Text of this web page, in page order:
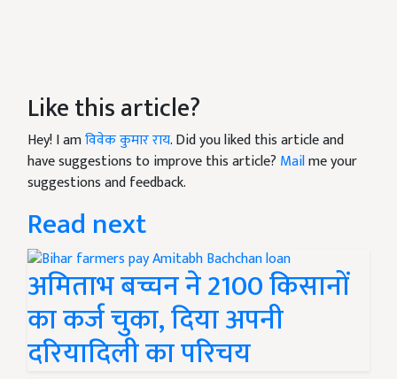
Like this article?
Hey! I amविवेक कुमार राय. Did you liked this article and
have suggestions to improve this article? Mailme your
suggestions and feedback.
Read next
अमिताभ बच्चन ने 2100 किसानों
का कर्ज चुका, दिया अपनी
दरियादिली का परिचय